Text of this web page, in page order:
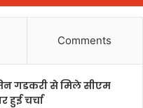
Comments
गडकरी से मिले सीएम
हुई चर्चा